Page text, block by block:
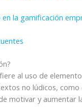
la gamificación
al uso de
no lúdicos,
motivar y aumentar